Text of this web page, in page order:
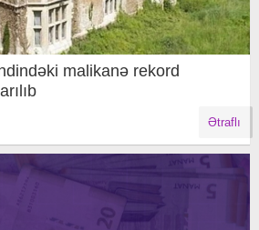
malikanə rekord
Ətraflı